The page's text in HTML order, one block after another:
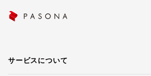
サービスについて